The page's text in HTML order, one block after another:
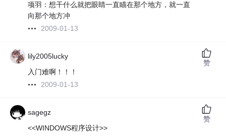
项羽：想干什么就把眼睛一直瞄在那个地方，就一直
向那个地方冲
2009-01-13
lily2005lucky
入门难啊！！！
2009-01-13
赞
sagegz
<<WINDOWS程序设计>>
赞